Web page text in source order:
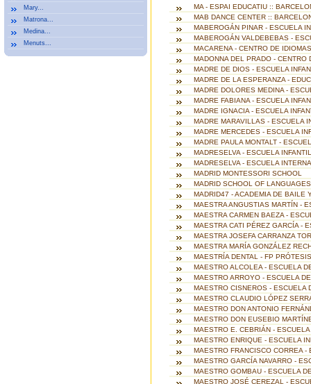
Mary...
Matrona...
Medina...
Menuts...
MA - ESPAI EDUCATIU ::
MAB DANCE CENTER ::
MABEROGÁN PINAR - ESCUELA
MABEROGÁN VALDEBEBAS -
MACARENA - CENTRO DE
MADONNA DEL PRADO - CENTRO
MADRE DE DIOS - ESCUELA
MADRE DE LA ESPERANZA -
MADRE DOLORES MEDINA -
MADRE FABIANA - ESCUELA
MADRE IGNACIA - ESCUELA
MADRE MARAVILLAS - ESCUELA
MADRE MERCEDES - ESCUELA
MADRE PAULA MONTALT -
MADRESELVA - ESCUELA
MADRESELVA - ESCUELA
MADRID MONTESSORI SCHOOL
MADRID SCHOOL OF LANGUAGES
MADRID47 - ACADEMIA DE BAILE
MAESTRA ANGUSTIAS MARTÍN -
MAESTRA CARMEN BAEZA -
MAESTRA CATI PÉREZ GARCÍA -
MAESTRA JOSEFA CARRANZA
MAESTRA MARÍA GONZÁLEZ
MAESTRÍA DENTAL - FP
MAESTRO ALCOLEA - ESCUELA
MAESTRO ARROYO - ESCUELA
MAESTRO CISNEROS - ESCUELA
MAESTRO CLAUDIO LÓPEZ
MAESTRO DON ANTONIO
MAESTRO DON EUSEBIO
MAESTRO E. CEBRIÁN -
MAESTRO ENRIQUE - ESCUELA
MAESTRO FRANCISCO CORREA
MAESTRO GARCÍA NAVARRO -
MAESTRO GOMBAU - ESCUELA
MAESTRO JOSÉ CEREZAL -